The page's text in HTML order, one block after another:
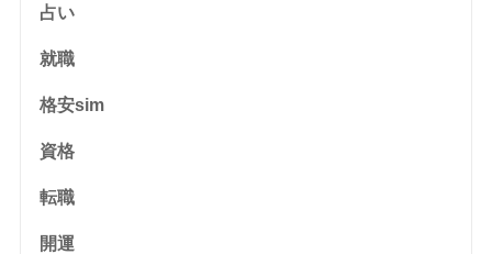
占い
就職
格安sim
資格
転職
開運